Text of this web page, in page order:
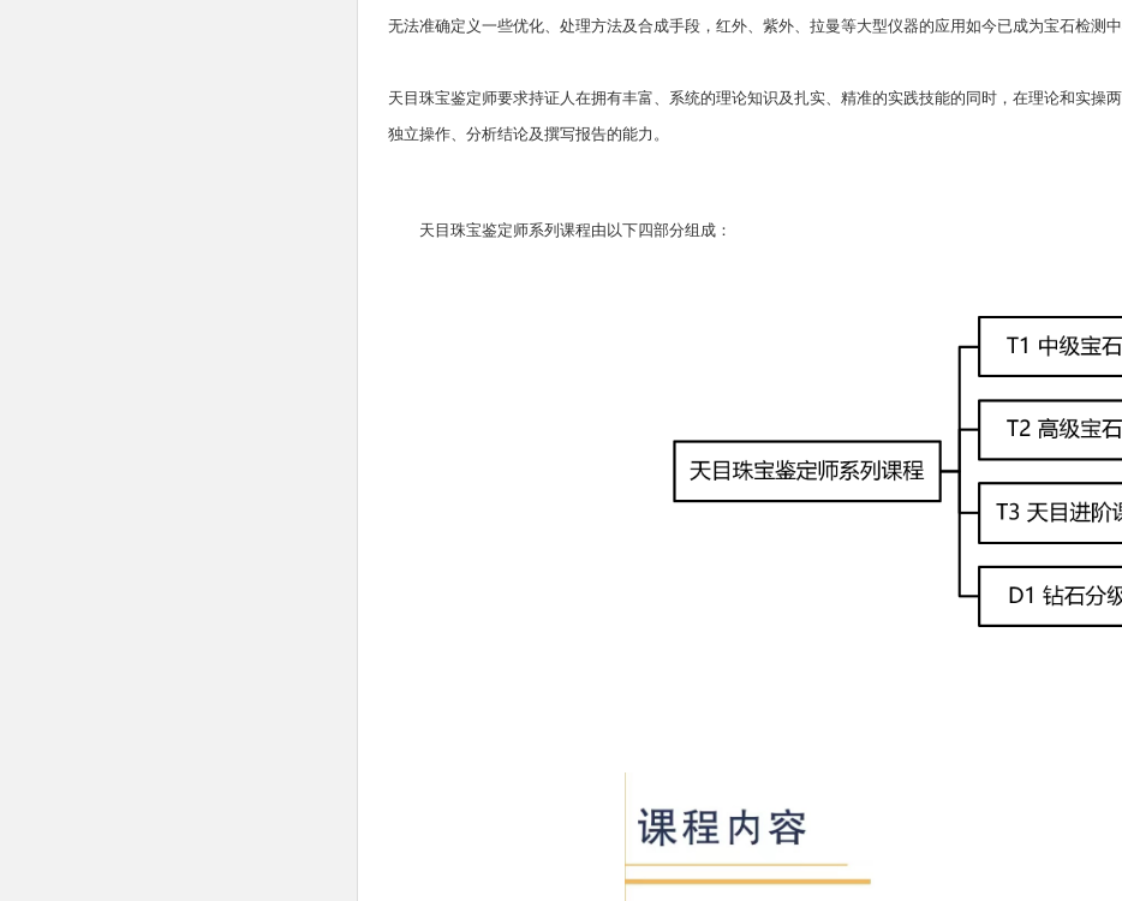
无法准确定义一些优化、处理方法及合成手段，红外、紫外、拉曼等大型仪器的应用如今已成为宝石检测中
天目珠宝鉴定师要求持证人在拥有丰富、系统的理论知识及扎实、精准的实践技能的同时，在理论和实操
独立操作、分析结论及撰写报告的能力。
天目珠宝鉴定师系列课程由以下四部分组成：